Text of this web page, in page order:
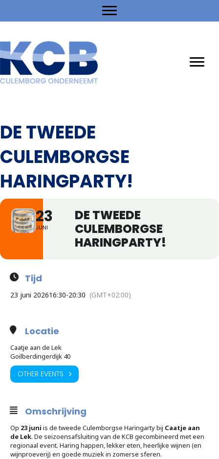
DE TWEEDE
CULEMBORGSE
HARINGPARTY!
23
JUNI
DE TWEEDE
CULEMBORGSE
HARINGPARTY!
Tijd
23 juni 202616:30-20:30 (GMT+02:00)
Locatie
Caatje aan de Lek
Goilberdingerdijk 40
OTHER EVENTS
Omschrijving
Op 23 juni is de tweede Culemborgse Haringarty bij Caatje aan
de Lek. De seizoensafsluiting van de KCB gecombineerd met een
regionaal event. Haring happen, lekker eten, heerlijke wijnen (en
wijnproeverij) en goede muziek in zomerse sferen.